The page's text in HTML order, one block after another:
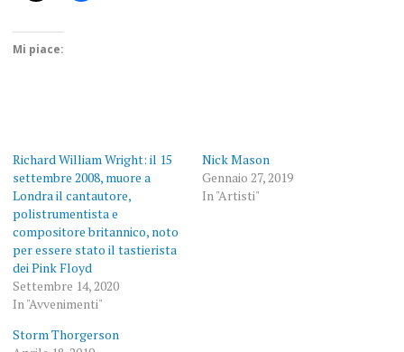
Mi piace:
Richard William Wright: il 15
settembre 2008, muore a
Londra il cantautore,
polistrumentista e
compositore britannico, noto
per essere stato il tastierista
dei Pink Floyd
Settembre 14, 2020
In "Avvenimenti"
Nick Mason
Gennaio 27, 2019
In "Artisti"
Storm Thorgerson